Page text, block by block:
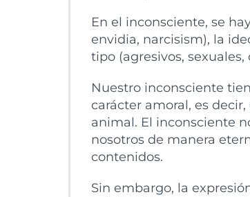
En el inconsciente, se
envidia, narcisism), la
tipo (agresivos,
Nuestro inconsciente
carácter amoral, es
animal. El inconsciente
nosotros de manera
contenidos.
Sin embargo, la